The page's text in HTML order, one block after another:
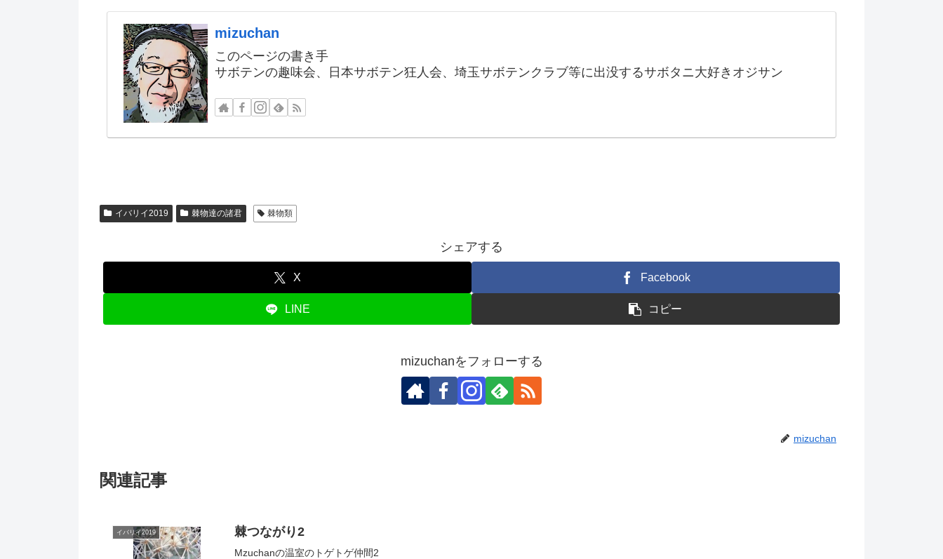
mizuchan
このページの書き手
サボテンの趣味会、日本サボテン狂人会、埼玉サボテンクラブ等に出没するサボタニ大好きオジサン
イバリイ2019 棘物達の諸君 棘物類
シェアする
X Facebook
LINE コピー
mizuchanをフォローする
mizuchan
関連記事
イバリイ2019 棘つながり2
Mzuchanの温室のトゲトゲ仲間2